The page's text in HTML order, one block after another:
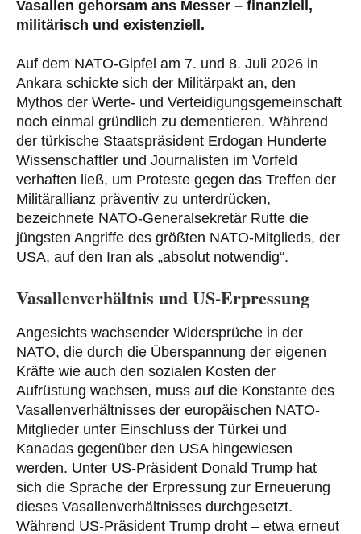
Vasallen gehorsam ans Messer – finanziell,
militärisch und existenziell.
Auf dem NATO-Gipfel am 7. und 8. Juli 2026 in
Ankara schickte sich der Militärpakt an, den
Mythos der Werte- und Verteidigungsgemeinschaft
noch einmal gründlich zu dementieren. Während
der türkische Staatspräsident Erdogan Hunderte
Wissenschaftler und Journalisten im Vorfeld
verhaften ließ, um Proteste gegen das Treffen der
Militärallianz präventiv zu unterdrücken,
bezeichnete NATO-Generalsekretär Rutte die
jüngsten Angriffe des größten NATO-Mitglieds, der
USA, auf den Iran als „absolut notwendig“.
Vasallenverhältnis und US-Erpressung
Angesichts wachsender Widersprüche in der
NATO, die durch die Überspannung der eigenen
Kräfte wie auch den sozialen Kosten der
Aufrüstung wachsen, muss auf die Konstante des
Vasallenverhältnisses der europäischen NATO-
Mitglieder unter Einschluss der Türkei und
Kanadas gegenüber den USA hingewiesen
werden. Unter US-Präsident Donald Trump hat
sich die Sprache der Erpressung zur Erneuerung
dieses Vasallenverhältnisses durchgesetzt.
Während US-Präsident Trump droht – etwa erneut